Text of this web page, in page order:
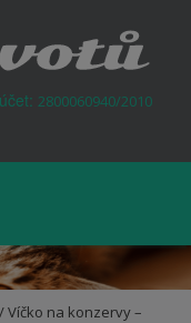
2800060940/2010
/ Víčko na konzervy –